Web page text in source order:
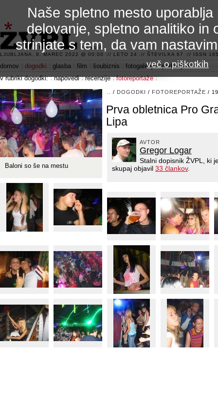
3.2 alfa R
LJUBLJANA, 8. MAREC 2022 @ 00:00 :// LETO 24 :// ŠTEVILKA 67 :// ISSN
domov dogodki glasba film šoubiznis fotogalerije
področje 42
v rubriki dogodki:
napovedi recenzije fotoreportaže
/ DOGODKI / FOTOREPORTAŽE /
Prva obletnica Pro
Lipa
AVTOR
Gregor Logar
Stalni dopisnik ŽVPL, ki
skupaj objavil 33 člankov.
Baloni so še na mestu
Naše spletno mesto
delovanje, spletno analitiko in
strinjate s tem, da vam
več o piškotkih